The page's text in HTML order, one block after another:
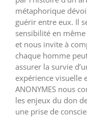
métaphorique
guérir entre eux. Il
sensibilité en
et nous invite à
chaque homme
assurer la survie
expérience visuelle
ANONYMES nous
les enjeux du don
une prise de